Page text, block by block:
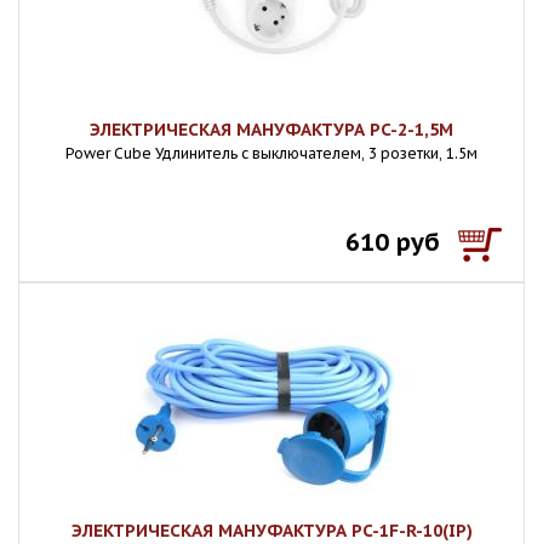
ЭЛЕКТРИЧЕСКАЯ МАНУФАКТУРА PC-2-1,5M
Power Cube Удлинитель с выключателем, 3 розетки, 1.5м
610 руб
ЭЛЕКТРИЧЕСКАЯ МАНУФАКТУРА PC-1F-R-10(IP)